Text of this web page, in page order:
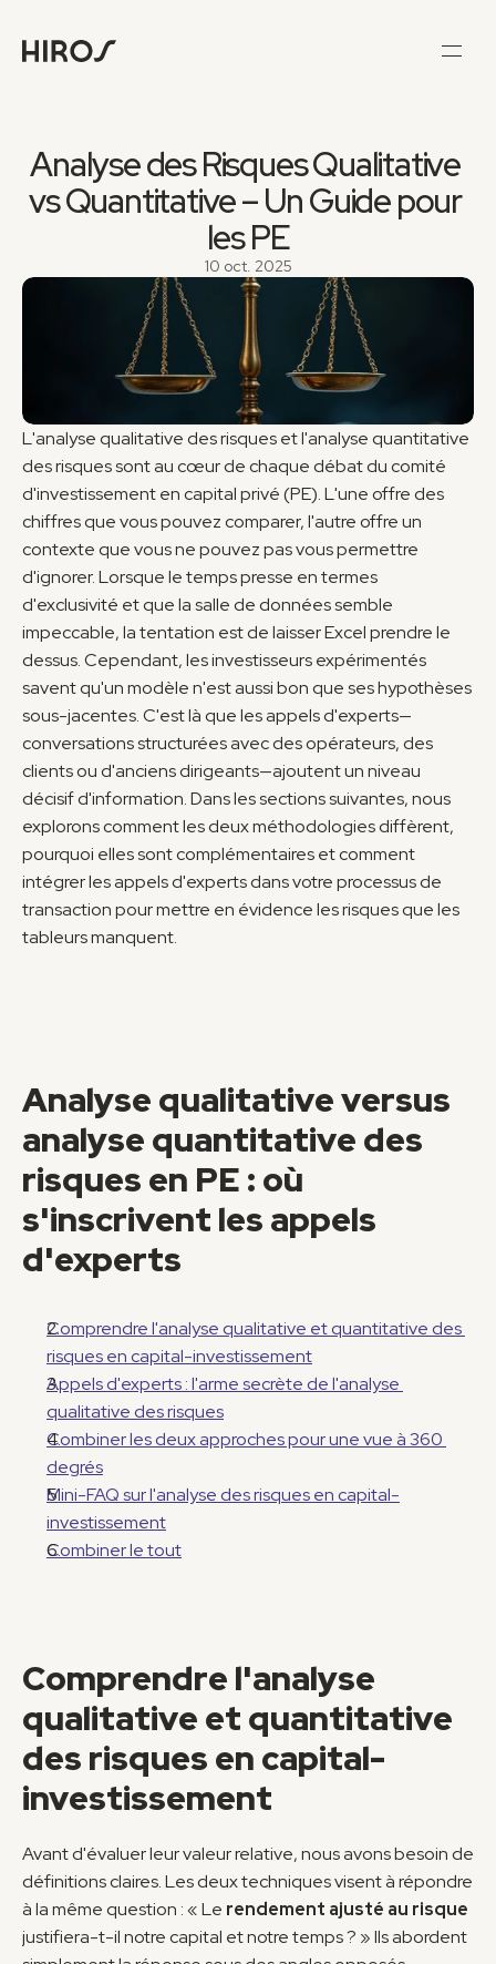
Analyse des Risques Qualitative
vs Quantitative – Un Guide pour
les PE
10 oct. 2025
L'analyse qualitative des risques et l'analyse quantitative
des risques sont au cœur de chaque débat du comité
d'investissement en capital privé (PE). L'une offre des
chiffres que vous pouvez comparer, l'autre offre un
contexte que vous ne pouvez pas vous permettre
d'ignorer. Lorsque le temps presse en termes
d'exclusivité et que la salle de données semble
impeccable, la tentation est de laisser Excel prendre le
dessus. Cependant, les investisseurs expérimentés
savent qu'un modèle n'est aussi bon que ses hypothèses
sous-jacentes. C'est là que les appels d'experts—
conversations structurées avec des opérateurs, des
clients ou d'anciens dirigeants—ajoutent un niveau
décisif d'information. Dans les sections suivantes, nous
explorons comment les deux méthodologies diffèrent,
pourquoi elles sont complémentaires et comment
intégrer les appels d'experts dans votre processus de
transaction pour mettre en évidence les risques que les
tableurs manquent.
Analyse qualitative versus
analyse quantitative des
risques en PE : où
s'inscrivent les appels
d'experts
Comprendre l'analyse qualitative et quantitative des
risques en capital-investissement
Appels d'experts : l'arme secrète de l'analyse
qualitative des risques
Combiner les deux approches pour une vue à 360
degrés
Mini-FAQ sur l'analyse des risques en capital-
investissement
Combiner le tout
Comprendre l'analyse
qualitative et quantitative
des risques en capital-
investissement
Avant d'évaluer leur valeur relative, nous avons besoin de
définitions claires. Les deux techniques visent à répondre
à la même question : « Le rendement ajusté au risque
justifiera-t-il notre capital et notre temps ? » Ils abordent